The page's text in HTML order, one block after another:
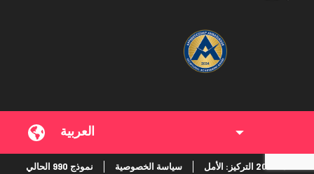
2026 التركيز: الأمل سياسة الخصوصية نموذج 990 الحالي
العربية‏